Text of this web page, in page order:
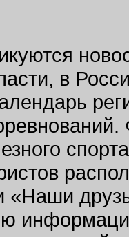
в
«Наши